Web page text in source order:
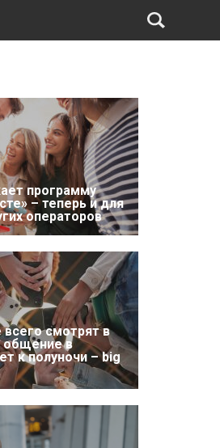
программу
– теперь и для
операторов
смотрят в
общение в
к полуночи – big